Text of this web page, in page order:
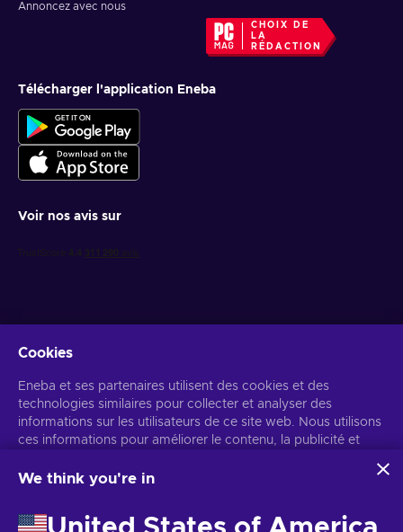
Annoncez avec nous
CHOIX DE
LA
RÉDACTION
Télécharger l'application Eneba
Voir nos avis sur
S’abonner
Vous pouvez vous désabonner à tout moment. Consultez l'avis de
Cookies
Eneba et ses partenaires utilisent des cookies et des
technologies similaires pour collecter et analyser des
informations sur les utilisateurs de ce site web. Nous utilisons
ces informations pour améliorer le contenu, la publicité et
également être utilisées pour personnaliser les annonces.
l'utilisation de ces technologies par Eneba et ses partenaires.
We think you're in